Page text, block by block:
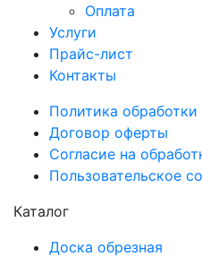
Оплата
Услуги
Прайс-лист
Контакты
Политика
Договор оферты
Согласие на
Пользовательское
Каталог
Доска обрезная